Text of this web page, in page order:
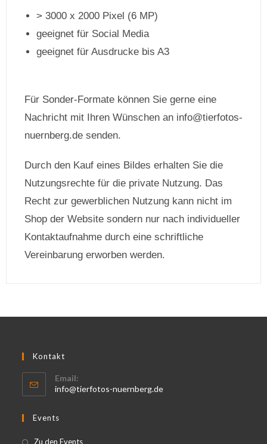
> 3000 x 2000 Pixel (6 MP)
geeignet für Social Media
geeignet für Ausdrucke bis A3
Für Sonder-Formate können Sie gerne eine
Nachricht mit Ihren Wünschen an info@tierfotos-
nuernberg.de senden.
Durch den Kauf eines Bildes erhalten Sie die
Nutzungsrechte für die private Nutzung. Das
Recht zur gewerblichen Nutzung kann nicht im
Shop der Website sondern nur nach individueller
Kontaktaufnahme durch eine schriftliche
Vereinbarung erworben werden.
Kontakt
Email:
info@tierfotos-nuernberg.de
Events
Zu den Events